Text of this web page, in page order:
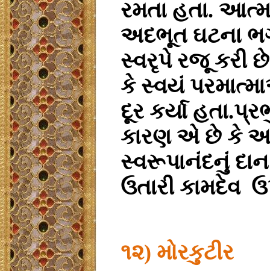
રમતા હતા.
અદભૂત ઘટના
સ્વરૃપે રજૂ કરી
કે સ્વયં
દૂર કર્યા
કારણ એ છે કે આ
સ્વરૂપાનંદનું દાન
ઉતારી કામદેવ
૧૨) મોરકુટીર